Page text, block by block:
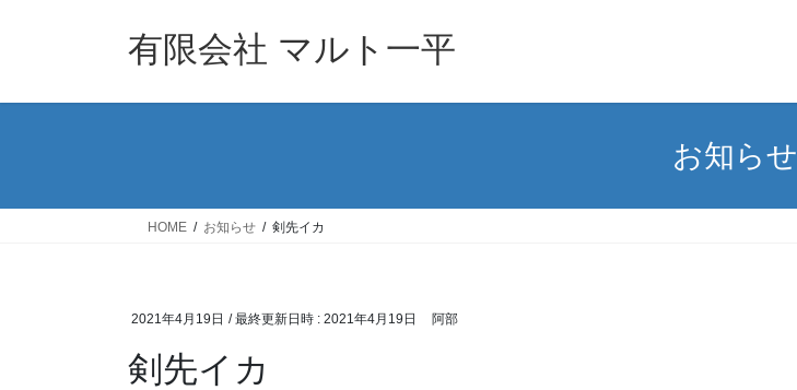
有限会社 マルト一平
お知らせ
HOME お知らせ 剣先イカ
2021年4月19日 / 最終更新日時 : 2021年4月19日 阿部
剣先イカ